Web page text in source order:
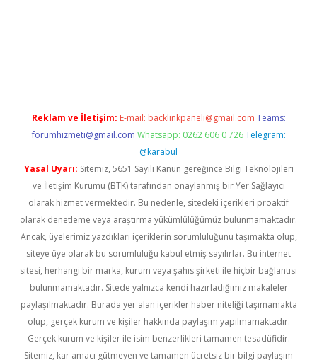
Reklam ve İletişim: E-mail: backlinkpaneli@gmail.com Teams:
forumhizmeti@gmail.com Whatsapp: 0262 606 0 726 Telegram:
@karabul
Yasal Uyarı: Sitemiz, 5651 Sayılı Kanun gereğince Bilgi Teknolojileri
ve İletişim Kurumu (BTK) tarafından onaylanmış bir Yer Sağlayıcı
olarak hizmet vermektedir. Bu nedenle, sitedeki içerikleri proaktif
olarak denetleme veya araştırma yükümlülüğümüz bulunmamaktadır.
Ancak, üyelerimiz yazdıkları içeriklerin sorumluluğunu taşımakta olup,
siteye üye olarak bu sorumluluğu kabul etmiş sayılırlar. Bu internet
sitesi, herhangi bir marka, kurum veya şahıs şirketi ile hiçbir bağlantısı
bulunmamaktadır. Sitede yalnızca kendi hazırladığımız makaleler
paylaşılmaktadır. Burada yer alan içerikler haber niteliği taşımamakta
olup, gerçek kurum ve kişiler hakkında paylaşım yapılmamaktadır.
Gerçek kurum ve kişiler ile isim benzerlikleri tamamen tesadüfidir.
Sitemiz, kar amacı gütmeyen ve tamamen ücretsiz bir bilgi paylaşım